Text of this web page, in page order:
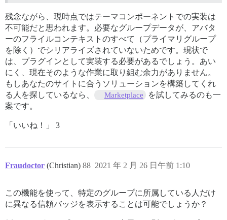
残念ながら、現時点ではテーマコンポーネントでの実装は
不可能だと思われます。必要なグループデータが、アバタ
ーのフライルコンテキストのすべて（プライマリグループ
を除く）でシリアライズされていないためです。現状で
は、プラグインとして実装する必要があるでしょう。あい
にく、現在そのような作業に取り組む余力がありません。
もしあなたのサイトに合うソリューションを構築してくれ
る人を探しているなら、
Marketplace
を試してみるのも一
案です。
「いいね！」 3
Fraudoctor (Christian) 2021 年 2 月 26 日午前 1:10
88
この機能を使って、特定のグループに所属している人だけ
に異なる信頼バッジを表示することは可能でしょうか？